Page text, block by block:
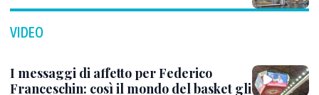
VIDEO
I messaggi di affetto per Federico
Franceschin: così il mondo del basket gli